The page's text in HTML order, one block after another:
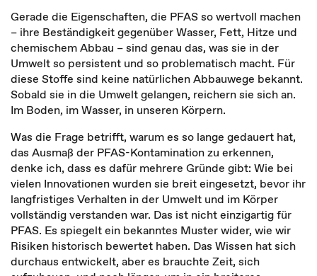
Gerade die Eigenschaften, die PFAS so wertvoll machen
– ihre Beständigkeit gegenüber Wasser, Fett, Hitze und
chemischem Abbau – sind genau das, was sie in der
Umwelt so persistent und so problematisch macht. Für
diese Stoffe sind keine natürlichen Abbauwege bekannt.
Sobald sie in die Umwelt gelangen, reichern sie sich an.
Im Boden, im Wasser, in unseren Körpern.
Was die Frage betrifft, warum es so lange gedauert hat,
das Ausmaß der PFAS-Kontamination zu erkennen,
denke ich, dass es dafür mehrere Gründe gibt: Wie bei
vielen Innovationen wurden sie breit eingesetzt, bevor ihr
langfristiges Verhalten in der Umwelt und im Körper
vollständig verstanden war. Das ist nicht einzigartig für
PFAS. Es spiegelt ein bekanntes Muster wider, wie wir
Risiken historisch bewertet haben. Das Wissen hat sich
durchaus entwickelt, aber es brauchte Zeit, sich